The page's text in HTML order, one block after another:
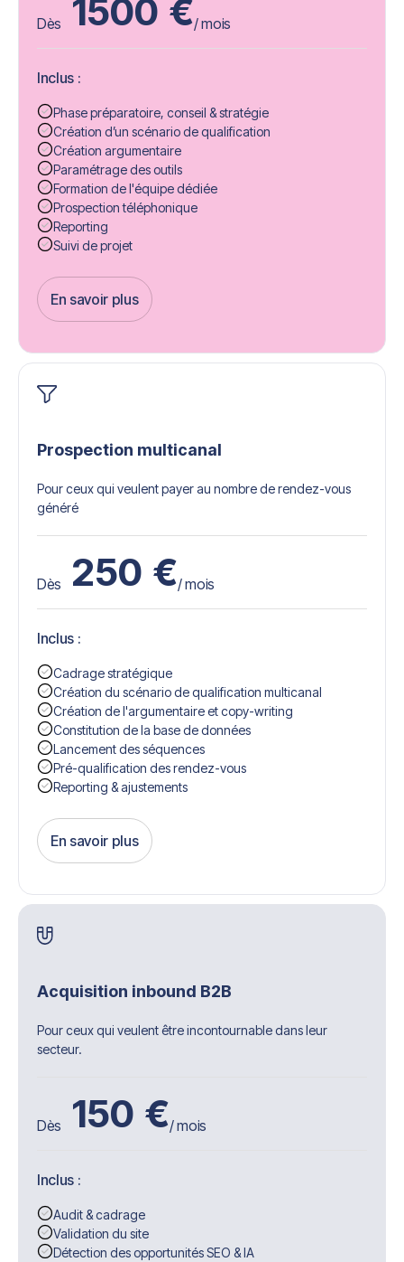
Dès 1500 €/ mois
Inclus :
Phase préparatoire, conseil & stratégie
Création d’un scénario de qualification
Création argumentaire
Paramétrage des outils
Formation de l'équipe dédiée
Prospection téléphonique
Reporting
Suivi de projet
En savoir plus
Get Started
Prospection multicanal
Pour ceux qui veulent payer au nombre de rendez-vous
généré
Dès 250 €/ mois
Inclus :
Cadrage stratégique
Création du scénario de qualification multicanal
Création de l'argumentaire et copy-writing
Constitution de la base de données
Lancement des séquences
Pré-qualification des rendez-vous
Reporting & ajustements
En savoir plus
Get Started
Acquisition inbound B2B
Pour ceux qui veulent être incontournable dans leur
secteur.
Dès 150 €/ mois
Inclus :
Audit & cadrage
Validation du site
Détection des opportunités SEO & IA